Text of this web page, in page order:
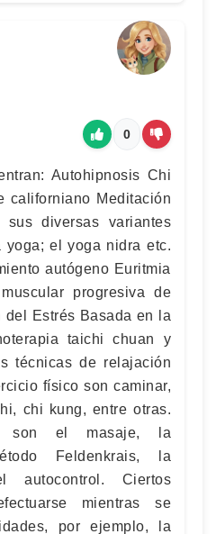
0
Autohipnosis Chi
californiano Meditación
sus diversas variantes
yoga; el yoga nidra etc.
autógeno Euritmia
progresiva de
del Estrés Basada en la
taichi chuan y
técnicas de relajación
físico son caminar,
chi kung, entre otras.
son el masaje, la
Feldenkrais, la
autocontrol. Ciertos
mientras se
por ejemplo, la